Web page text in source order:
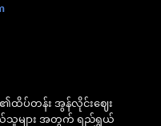
၏ထိပ်တန်း အွန်လိုင်းဈေး
ယ်သူများ အတွက် ရည်ရွယ်